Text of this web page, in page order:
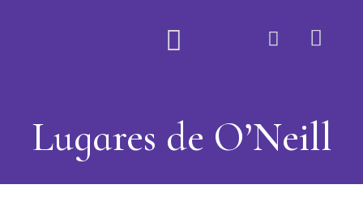
Lugares de O’Neill